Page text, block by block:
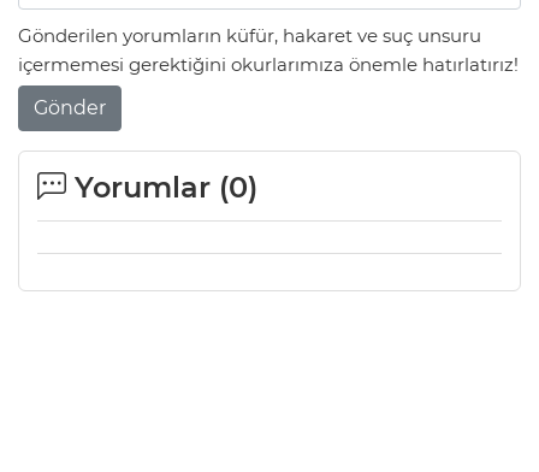
Gönderilen yorumların küfür, hakaret ve suç unsuru
içermemesi gerektiğini okurlarımıza önemle hatırlatırız!
Gönder
Yorumlar (0)